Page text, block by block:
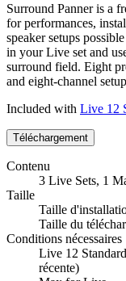
Surround Panner is a
for performances,
speaker setups
in your Live set and
surround field. Eight
and eight-channel
Included with Live 12
Téléchargement
Contenu
3 Live Sets, 1
Taille
Taille
Taille du
Conditions nécessaires
Live 12
récente)